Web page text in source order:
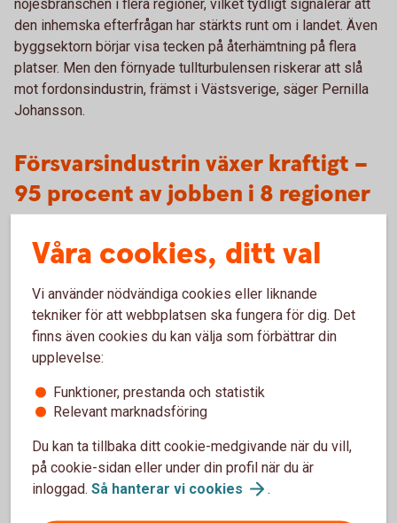
nöjesbranschen i flera regioner, vilket tydligt signalerar att
den inhemska efterfrågan har stärkts runt om i landet. Även
byggsektorn börjar visa tecken på återhämtning på flera
platser. Men den förnyade tullturbulensen riskerar att slå
mot fordonsindustrin, främst i Västsverige, säger Pernilla
Johansson.
Försvarsindustrin växer kraftigt –
95 procent av jobben i 8 regioner
försvarsindustrin i Sverige ökat med nästan 40 procent till
geografiskt koncentrerade.
– Hela 95 procent av sysselsatta i försvarsindustrin finns i
endast 8 av landets 66 arbetsmarknadsregioner, säger
Det är tydligt att försvarssektorn, som även inkluderar
kraftigt till den totala sysselsättningstillväxten i dessa
regioner.
Våra cookies, ditt val
Vi använder nödvändiga cookies eller liknande
tekniker för att webbplatsen ska fungera för dig. Det
finns även cookies du kan välja som förbättrar din
upplevelse:
Funktioner, prestanda och statistik
Relevant marknadsföring
Du kan ta tillbaka ditt cookie-medgivande när du vill,
på cookie-sidan eller under din profil när du är
inloggad. Så hanterar vi cookies .